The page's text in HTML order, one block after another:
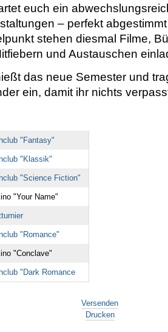
euch ein
– perfekt
stehen diesmal Filme,
und Austauschen
das neue Semester und
ein, damit ihr nichts
"Fantasy"
"Klassik"
"Science Fiction"
"Your Name"
"Romance"
"Conclave"
"Dark Romance
Versenden
Drucken